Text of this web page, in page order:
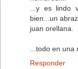
...y es lindo
bien...un
juan orellana.
...todo en
Responder